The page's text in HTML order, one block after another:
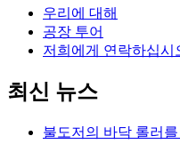
우리에 대해
공장 투어
저희에게 연락하십시
최신 뉴스
불도저의 바닥 롤러